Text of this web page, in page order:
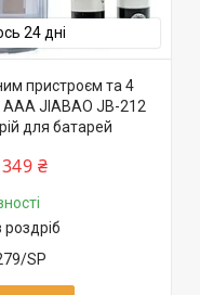
24 дні
пристроєм та 4
JIABAO JB-212
для батарей
349 ₴
роздріб
SP